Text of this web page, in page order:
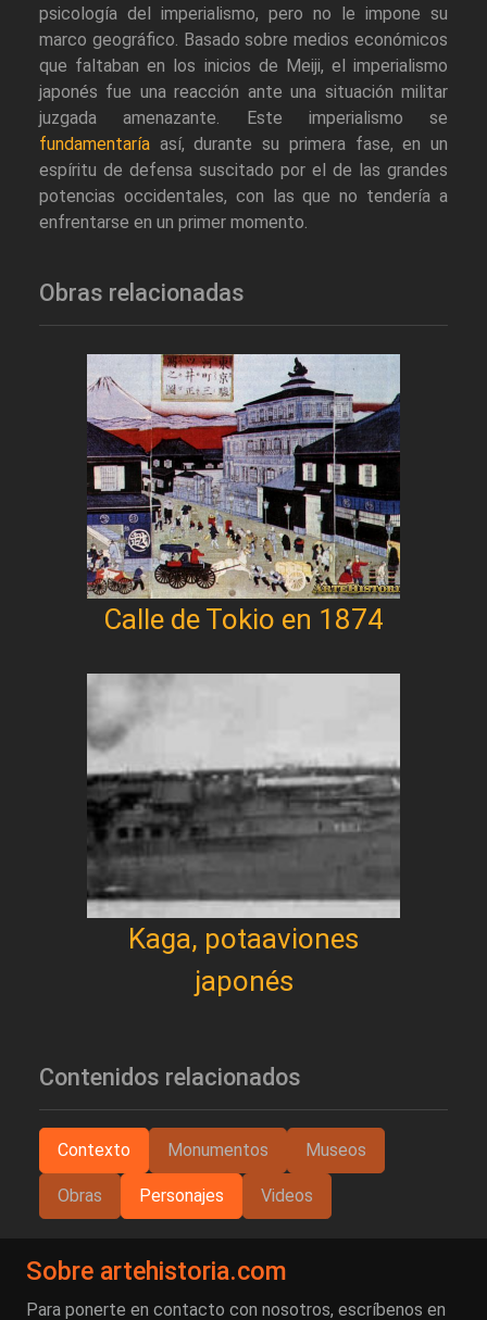
psicología del imperialismo, pero no le impone su
marco geográfico. Basado sobre medios económicos
que faltaban en los inicios de Meiji, el imperialismo
japonés fue una reacción ante una situación militar
juzgada amenazante. Este imperialismo se
fundamentaría así, durante su primera fase, en un
espíritu de defensa suscitado por el de las grandes
potencias occidentales, con las que no tendería a
enfrentarse en un primer momento.
Obras relacionadas
Calle de Tokio en 1874
Kaga, potaaviones
japonés
Contenidos relacionados
Contexto Monumentos Museos
Obras Personajes Videos
Sobre artehistoria.com
Para ponerte en contacto con nosotros, escríbenos en